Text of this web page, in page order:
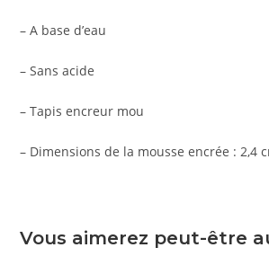
– A base d’eau
– Sans acide
– Tapis encreur mou
– Dimensions de la mousse encrée : 2,4
Vous aimerez peut-être